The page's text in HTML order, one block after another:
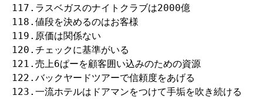
117.ラスベガスのナイトクラブは2000億
118.値段を決めるのはお客様
119.原価は関係ない
120.チェックに基準がいる
121.売上6ぱーを顧客囲い込みのための資源
122.バックヤードツアーで信頼度をあげる
123.一流ホテルはドアマンをつけて手垢を吹き続ける